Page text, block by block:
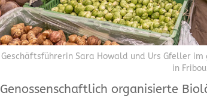
Geschäftsführerin Sara Howald und Urs Gfeller
in
Genossenschaftlich organisierte